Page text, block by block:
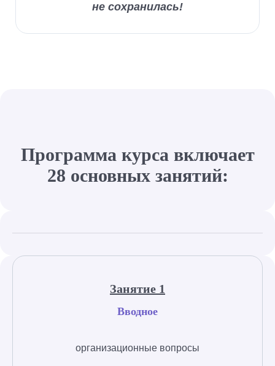
не сохранилась!
Программа курса включает
28 основных занятий:
Занятие 1
Вводное
организационные вопросы